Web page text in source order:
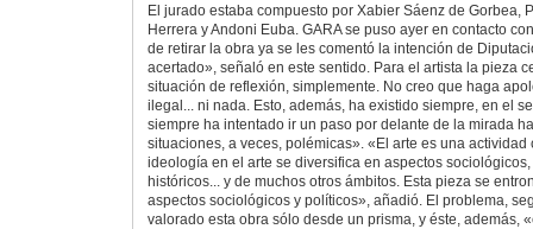
El jurado estaba compuesto por Xabier Sáenz de Gorbea,
Herrera y Andoni Euba. GARA se puso ayer en contacto
de retirar la obra ya se les comentó la intención de
acertado», señaló en este sentido. Para el artista la pieza
situación de reflexión, simplemente. No creo que haga
ilegal... ni nada. Esto, además, ha existido siempre, en el
siempre ha intentado ir un paso por delante de la mirada
situaciones, a veces, polémicas». «El arte es una
ideología en el arte se diversifica en aspectos
históricos... y de muchos otros ámbitos. Esta pieza se
aspectos sociológicos y políticos», añadió. El problema,
valorado esta obra sólo desde un prisma, y éste, además,